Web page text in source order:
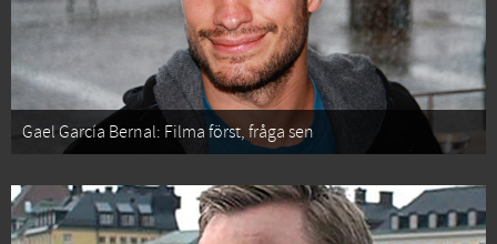
Gael García Bernal: Filma först, fråga sen